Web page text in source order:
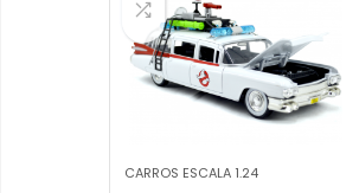
CARROS ESCALA 1.24